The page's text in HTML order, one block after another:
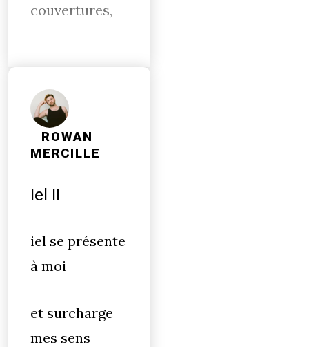
couvertures,
ROWAN
MERCILLE
Iel II
iel se présente
à moi
et surcharge
mes sens